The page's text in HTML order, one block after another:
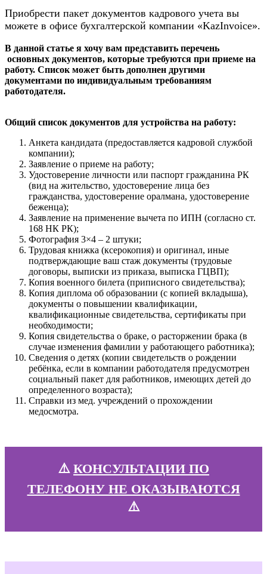
Приобрести пакет документов кадрового учета вы
можете в офисе бухгалтерской компании «KazInvoice».
В данной статье я хочу вам представить перечень
основных документов, которые требуются при приеме на
работу. Список может быть дополнен другими
документами по индивидуальным требованиям
работодателя.
Общий список документов для устройства на работу:
Анкета кандидата (предоставляется кадровой службой
компании);
Заявление о приеме на работу;
Удостоверение личности или паспорт гражданина РК
(вид на жительство, удостоверение лица без
гражданства, удостоверение оралмана, удостоверение
беженца);
Заявление на применение вычета по ИПН (согласно ст.
168 НК РК);
Фотография 3×4 – 2 штуки;
Трудовая книжка (ксерокопия) и оригинал, иные
подтверждающие ваш стаж документы (трудовые
договоры, выписки из приказа, выписка ГЦВП);
Копия военного билета (приписного свидетельства);
Копия диплома об образовании (с копией вкладыша),
документы о повышении квалификации,
квалификационные свидетельства, сертификаты при
необходимости;
Копия свидетельства о браке, о расторжении брака (в
случае изменения фамилии у работающего работника);
Сведения о детях (копии свидетельств о рождении
ребёнка, если в компании работодателя предусмотрен
социальный пакет для работников, имеющих детей до
определенного возраста);
Справки из мед. учреждений о прохождении
медосмотра.
⚠️ КОНСУЛЬТАЦИИ ПО
ТЕЛЕФОНУ НЕ ОКАЗЫВАЮТСЯ
⚠️